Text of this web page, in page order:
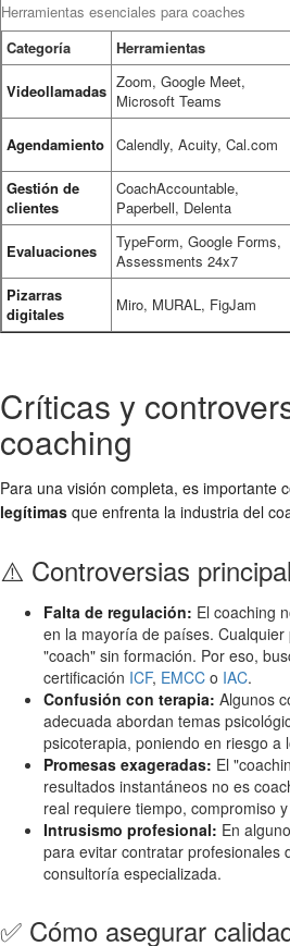
Herramientas esenciales para coaches
Categoría
Herramientas
Videollamadas Zoom, Google Meet,
Microsoft Teams
Agendamiento Calendly, Acuity, Cal.com
Gestión de
clientes
CoachAccountable,
Paperbell, Delenta
Evaluaciones
TypeForm, Google Forms,
Assessments 24x7
Pizarras
digitales
Miro, MURAL, FigJam
Críticas y
coaching
Para una visión completa, es importante
legítimas que enfrenta la industria del
⚠️ Controversias
Falta de regulación: El coaching
en la mayoría de países.
"coach" sin formación. Por eso,
certificación ICF, EMCC o IAC.
Confusión con terapia: Algunos
adecuada abordan temas
psicoterapia, poniendo en riesgo a
Promesas exageradas: El
resultados instantáneos no es
real requiere tiempo, compromiso
Intrusismo profesional: En
para evitar contratar profesionales
consultoría especializada.
✅ Cómo asegurar